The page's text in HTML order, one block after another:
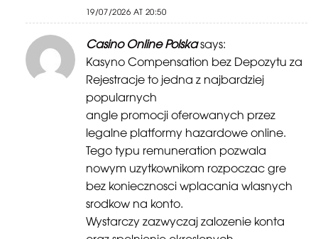
19/07/2026 AT 20:50
Casino Online Polskasays:
Kasyno Compensation bez Depozytu za
Rejestracje to jedna z najbardziej
popularnych
angle promocji oferowanych przez
legalne platformy hazardowe online.
Tego typu remuneration pozwala
nowym uzytkownikom rozpoczac gre
bez koniecznosci wplacania wlasnych
srodkow na konto.
Wystarczy zazwyczaj zalozenie konta